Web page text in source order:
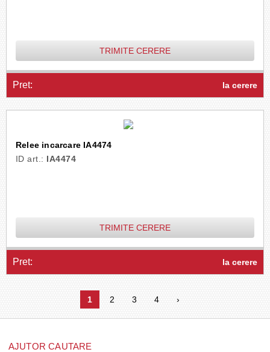
TRIMITE CERERE
Pret: la cerere
Relee incarcare IA4474
ID art.: IA4474
TRIMITE CERERE
Pret: la cerere
1 2 3 4 ›
AJUTOR CAUTARE